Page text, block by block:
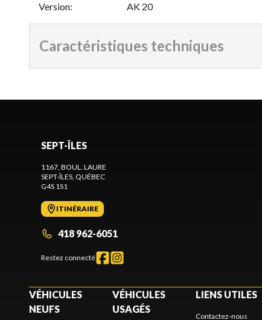
Version: AK 20
Caractéristiques techniques
SEPT-ÎLES
1167, BOUL. LAURE
SEPT-ÎLES, QUÉBEC
G4S 1S1
ITINÉRAIRE
418 962-6051
Restez connecté
VÉHICULES
NEUFS
VÉHICULES
USAGÉS
LIENS UTILES
Contactez-nous